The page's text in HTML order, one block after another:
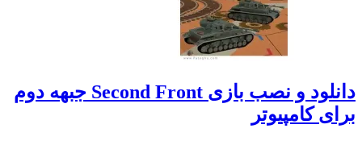
دانلود و نصب بازی Second Front جبهه دوم
برای کامپیوتر